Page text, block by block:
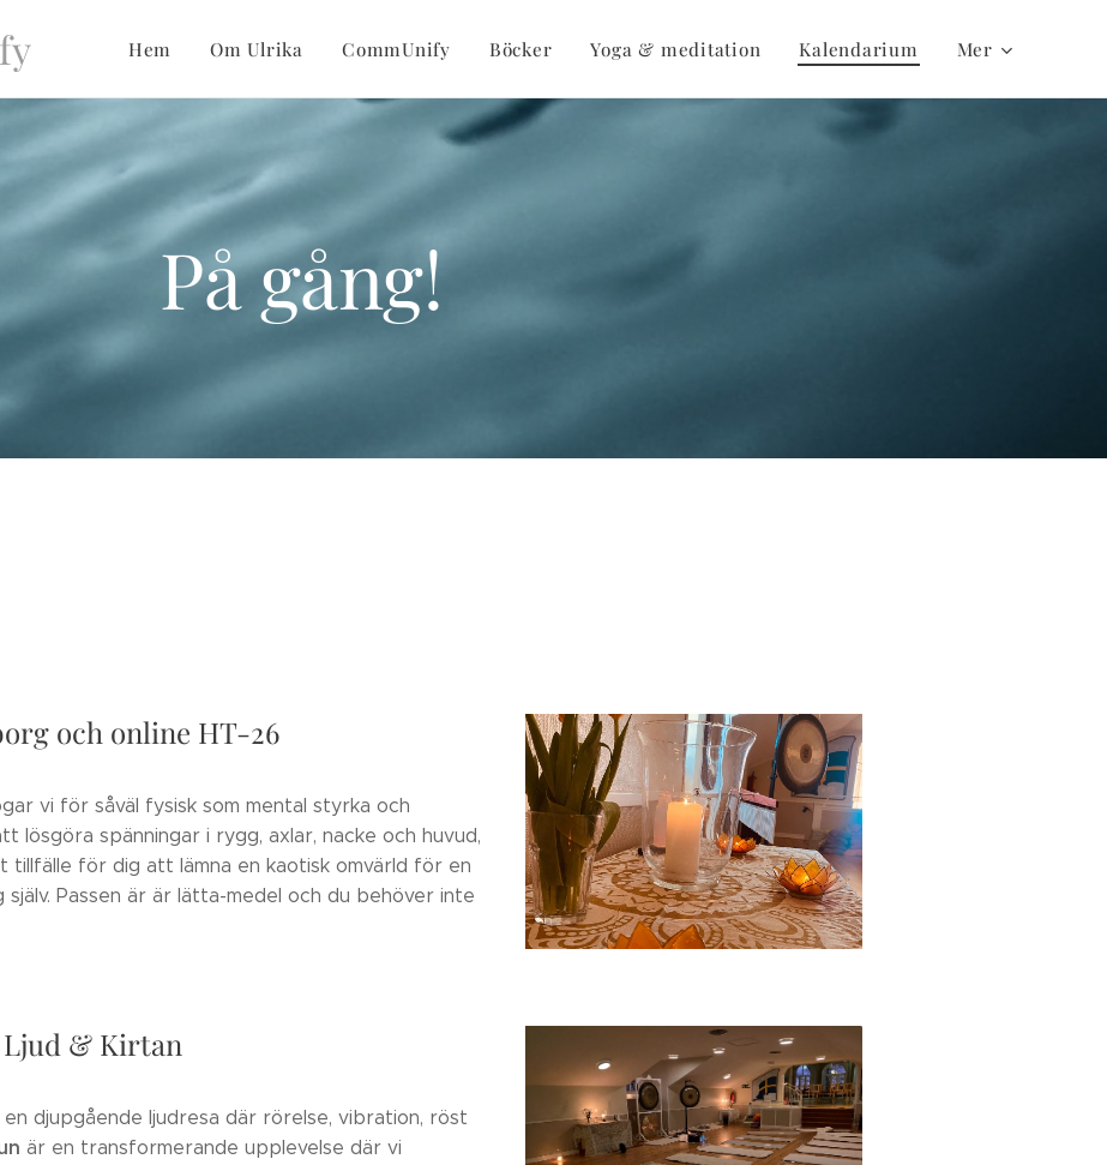
Hem Om Ulrika CommUnify Böcker Yoga & meditation Kalendarium Mer
På gång!
och online HT-26
vi för såväl fysisk som mental styrka och
lösgöra spänningar i rygg, axlar, nacke och huvud,
tillfälle för dig att lämna en kaotisk omvärld för en
själv. Passen är är lätta-medel och du behöver inte
Ljud & Kirtan
en djupgående ljudresa där rörelse, vibration, röst
är en transformerande upplevelse där vi